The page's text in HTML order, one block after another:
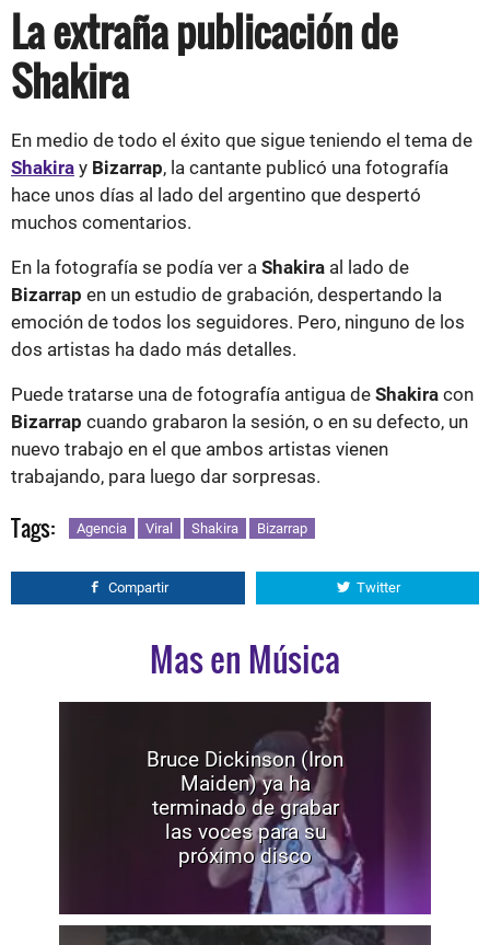
La extraña publicación de
Shakira
En medio de todo el éxito que sigue teniendo el tema de
Shakira y Bizarrap, la cantante publicó una fotografía
hace unos días al lado del argentino que despertó
muchos comentarios.
En la fotografía se podía ver a Shakira al lado de
Bizarrap en un estudio de grabación, despertando la
emoción de todos los seguidores. Pero, ninguno de los
dos artistas ha dado más detalles.
Puede tratarse una de fotografía antigua de Shakira con
Bizarrap cuando grabaron la sesión, o en su defecto, un
nuevo trabajo en el que ambos artistas vienen
trabajando, para luego dar sorpresas.
Tags: Agencia Viral Shakira Bizarrap
Compartir Twitter
Mas en Música
Bruce Dickinson (Iron
Maiden) ya ha
terminado de grabar
las voces para su
próximo disco